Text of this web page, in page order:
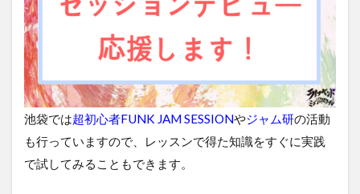
池袋では超初心者FUNK JAM SESSIONやジャム研の活動
も行っていますので、レッスンで得た知識をすぐに実践
で試してみることもできます。